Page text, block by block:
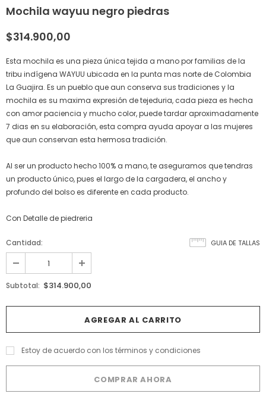
Mochila wayuu negro piedras
$314.900,00
Esta mochila es una pieza única tejida a mano por familias de la
tribu indígena WAYUU ubicada en la punta mas norte de Colombia
La Guajira. Es un pueblo que aun conserva sus tradiciones y la
mochila es su maxima expresión de tejeduria, cada pieza es hecha
con amor paciencia y mucho color, puede tardar aproximadamente
7 dias en su elaboración, esta compra ayuda apoyar a las mujeres
que aun conservan esta hermosa tradición.
Al ser un producto hecho 100% a mano, te aseguramos que tendras
un producto único, pues el largo de la cargadera, el ancho y
profundo del bolso es diferente en cada producto.
Con Detalle de piedreria
GUIA DE TALLAS
Cantidad:
Subtotal: $314.900,00
Estoy de acuerdo con los términos y condiciones
COMPRAR AHORA